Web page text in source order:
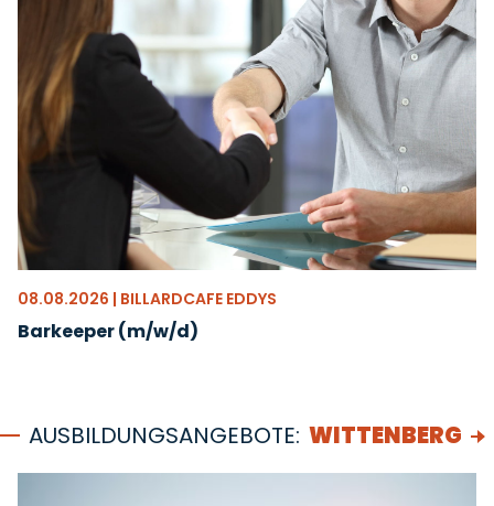
08.08.2026 | BILLARDCAFE EDDYS
Barkeeper (m/w/d)
AUSBILDUNGSANGEBOTE: WITTENBERG